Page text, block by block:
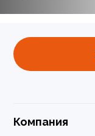
Компания